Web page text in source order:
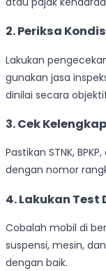
2. Periksa
Lakukan
gunakan jasa
dinilai secara
3. Cek
Pastikan STNK,
dengan nomor
4. Lakukan Test
Cobalah mobil di
suspensi, mesin,
dengan baik.